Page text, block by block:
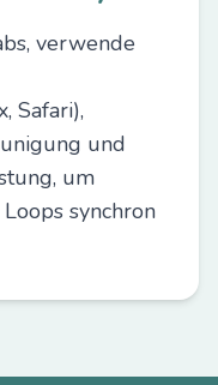
verwende
Safari),
und
um
synchron